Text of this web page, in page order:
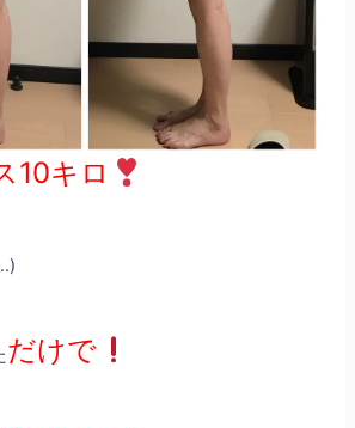
10キロ
だけで